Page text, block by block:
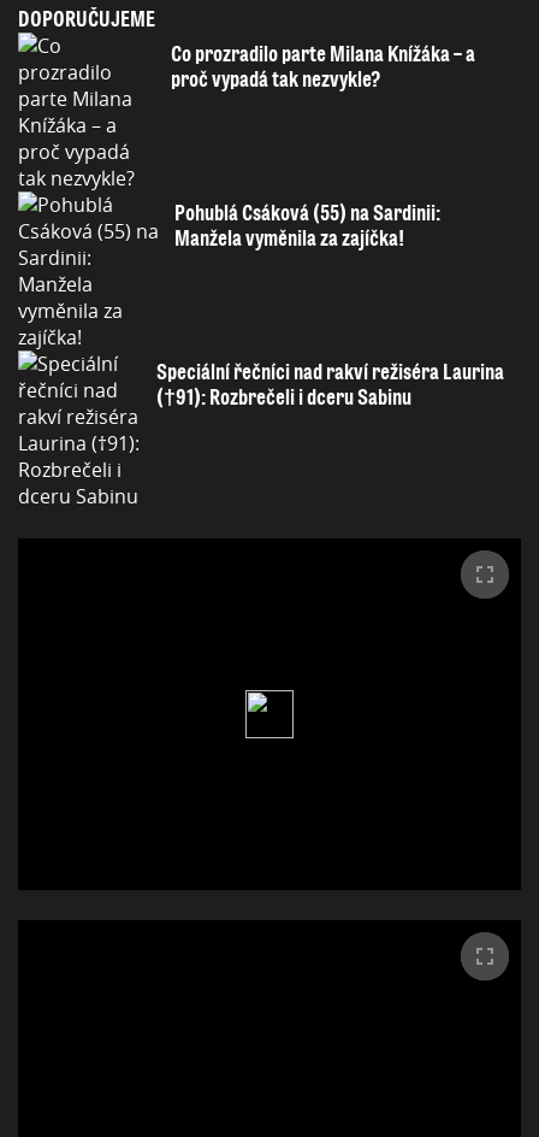
DOPORUČUJEME
Co prozradilo parte Milana Knížáka – a
proč vypadá tak nezvykle?
Pohublá Csáková (55) na Sardinii:
Manžela vyměnila za zajíčka!
Speciální řečníci nad rakví režiséra Laurina
(†91): Rozbrečeli i dceru Sabinu